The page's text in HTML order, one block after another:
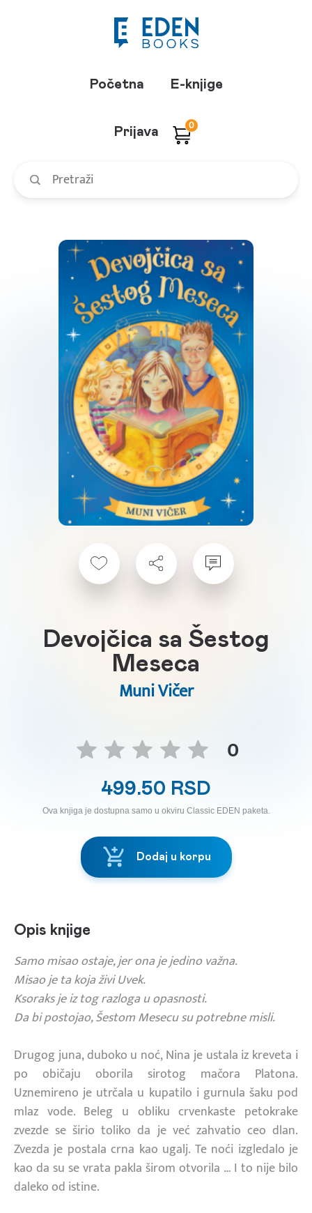
Početna E-knjige
Prijava 0
Devojčica sa Šestog
Meseca
Muni Vičer
0
499.50 RSD
Ova knjiga je dostupna samo u okviru Classic EDEN paketa.
Dodaj u korpu
Opis knjige
Samo misao ostaje, jer ona je jedino važna.
Misao je ta koja živi Uvek.
Ksoraks je iz tog razloga u opasnosti.
Da bi postojao, Šestom Mesecu su potrebne misli.
Drugog juna, duboko u noć, Nina je ustala iz kreveta i
po običaju oborila sirotog mačora Platona.
Uznemireno je utrčala u kupatilo i gurnula šaku pod
mlaz vode. Beleg u obliku crvenkaste petokrake
zvezde se širio toliko da je već zahvatio ceo dlan.
Zvezda je postala crna kao ugalj. Te noći izgledalo je
kao da su se vrata pakla širom otvorila … I to nije bilo
daleko od istine.